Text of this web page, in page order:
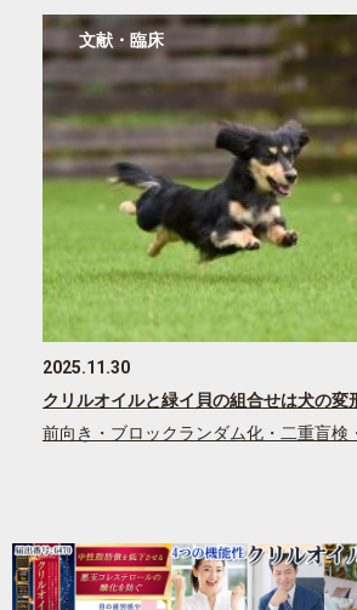
文献・臨床
2025.11.30
クリルオイルと緑イ貝の組合せは犬の変
前向き・ブロックランダム化・二重盲検